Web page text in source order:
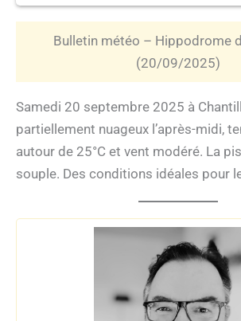
Bulletin météo – Hippodrome
(20/09/2025)
Samedi 20 septembre 2025 à
partiellement nuageux l’après-midi,
autour de 25°C et vent modéré. La
souple. Des conditions idéales pour